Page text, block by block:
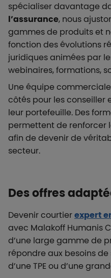
spécialiser davantage
l’assurance, nous
gammes de produits et
fonction des évolutions
juridiques animées par
webinaires, formations,
Une équipe
côtés pour les conseiller
leur portefeuille. Des
permettent de renforcer
afin de devenir de
secteur.
Des offres
Devenir courtierexpert
avec Malakoff Humanis
d’une large gamme de
répondre aux besoins de
d’une TPE ou d’une